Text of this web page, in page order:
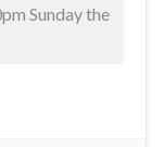
Sunday the